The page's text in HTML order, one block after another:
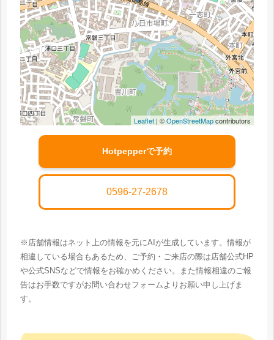
Leaflet | ©OpenStreetMapcontributors
Hotpepperで予約
0596-27-2678
※店舗情報はネット上の情報を元にAIが生成しています。情報が
相違している場合もあるため、ご予約・ご来店の際は店舗公式HP
や公式SNSなどで情報をお確かめください。また情報相違のご報
告はお手数ですがお問い合わせフォームよりお願い申し上げま
す。